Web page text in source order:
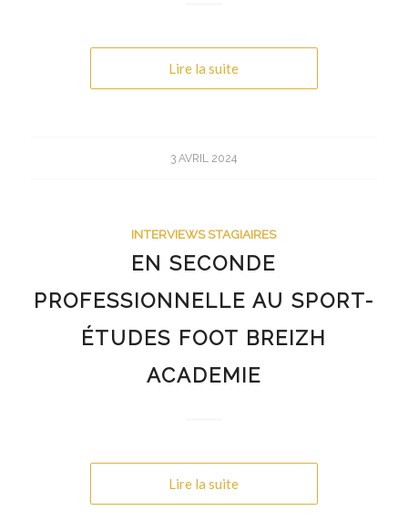
Lire la suite
3 AVRIL 2024
INTERVIEWS STAGIAIRES
EN SECONDE
PROFESSIONNELLE AU SPORT-
ÉTUDES FOOT BREIZH
ACADEMIE
Lire la suite